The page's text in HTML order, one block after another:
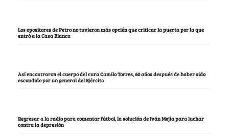
Los opositores de Petro no tuvieron más opción que criticar la puerta por la que
entró a la Casa Blanca
Así encontraron el cuerpo del cura Camilo Torres, 60 años después de haber sido
escondido por un general del Ejército
Regresar a la radio para comentar fútbol, la solución de Iván Mejía para luchar
contra la depresión